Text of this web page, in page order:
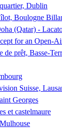
Dublin
îlot, Boulogne
(Qatar) -
for an Open-
de prêt, Basse-
Suisse,
Georges
et castelmaure